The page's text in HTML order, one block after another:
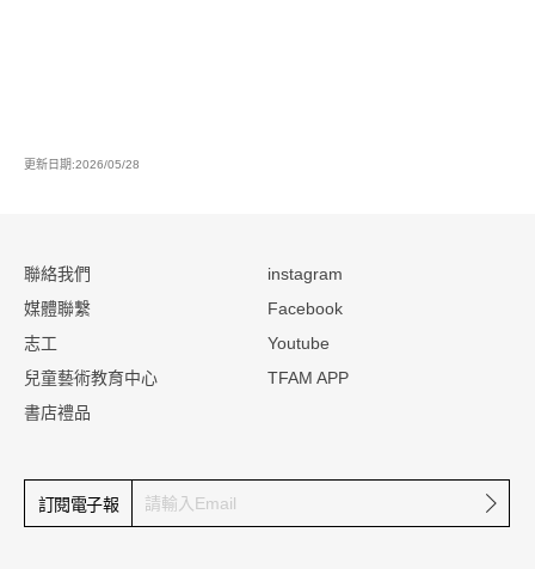
更新日期:2026/05/28
聯絡我們
媒體聯繫
志工
兒童藝術教育中心
書店禮品
instagram
Facebook
Youtube
TFAM APP
訂閱電子報 確定